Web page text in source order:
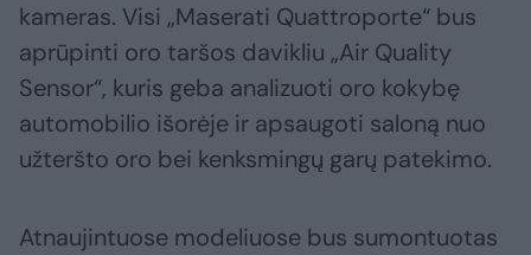
kameras. Visi „Maserati Quattroporte“ bus
aprūpinti oro taršos davikliu „Air Quality
Sensor“, kuris geba analizuoti oro kokybę
automobilio išorėje ir apsaugoti saloną nuo
užteršto oro bei kenksmingų garų patekimo.
Atnaujintuose modeliuose bus sumontuotas